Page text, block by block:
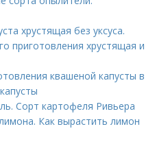
хрустящая без уксуса.
приготовления хрустящая и
квашеной капусты в
Сорт картофеля Ривьера
Как вырастить лимон